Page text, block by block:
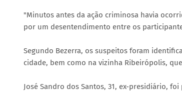
"Minutos antes da ação criminosa havia
por um desentendimento entre os
Segundo Bezerra, os suspeitos foram
cidade, bem como na vizinha Ribeirópolis,
José Sandro dos Santos, 31, ex-presidiário,